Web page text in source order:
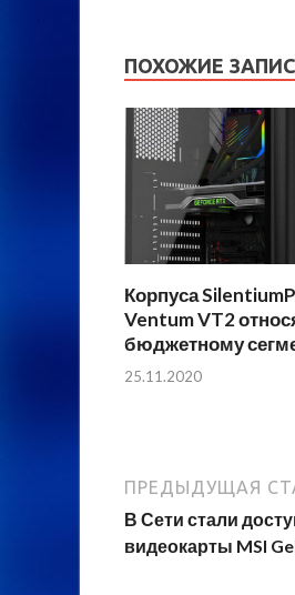
ПОХОЖИЕ
Корпуса
Ventum VT2
бюджетному
25.11.2020
ПРЕДЫДУЩАЯ
В Сети стали
видеокарты MSI